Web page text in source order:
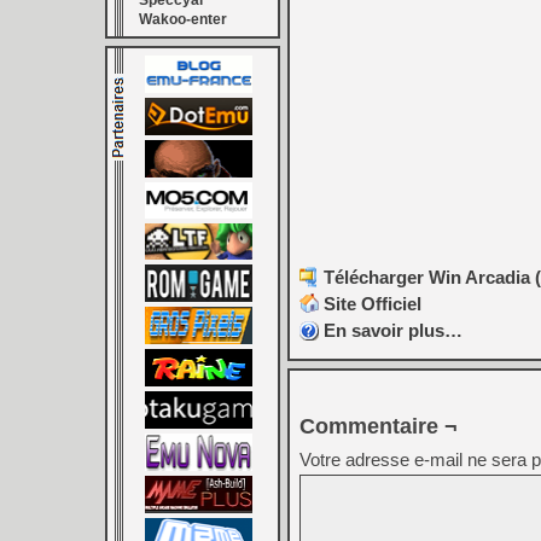
Wakoo-enter
Télécharger Win Arcadia
Site Officiel
En savoir plus…
Commentaire ¬
Votre adresse e-mail ne sera